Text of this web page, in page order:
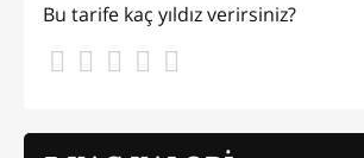
Bu tarife kaç yıldız verirsiniz?